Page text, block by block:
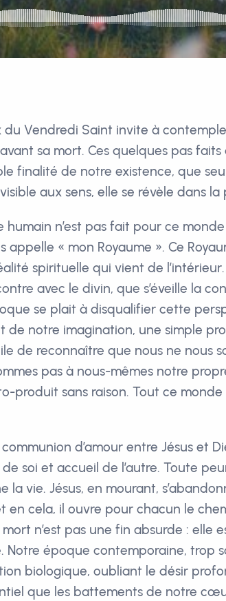
du Vendredi Saint invite à
sa mort. Ces quelques pas
finalité de notre existence, que
aux sens, elle se révèle dans la
humain n’est pas fait pour ce
appelle « mon Royaume ». Ce
spirituelle qui vient de
avec le divin, que s’éveille la
se plait à disqualifier cette
de notre imagination, une simple
de reconnaître que nous ne nous
pas à nous-mêmes notre
produit sans raison. Tout ce monde
d’amour entre Jésus et
soi et accueil de l’autre. Toute
la vie. Jésus, en mourant,
en cela, il ouvre pour chacun le
n’est pas une fin absurde : elle
Notre époque contemporaine, trop
biologique, oubliant le désir
que les battements de notre